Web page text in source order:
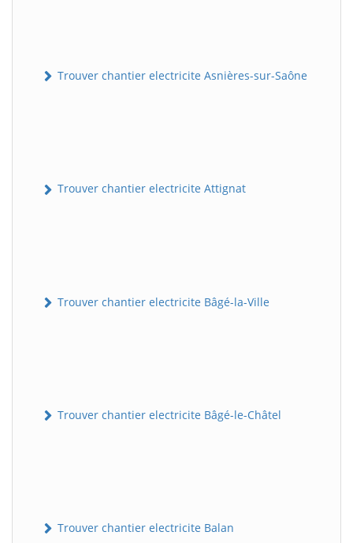
Trouver chantier electricite Asnières-sur-Saône
Trouver chantier electricite Attignat
Trouver chantier electricite Bâgé-la-Ville
Trouver chantier electricite Bâgé-le-Châtel
Trouver chantier electricite Balan